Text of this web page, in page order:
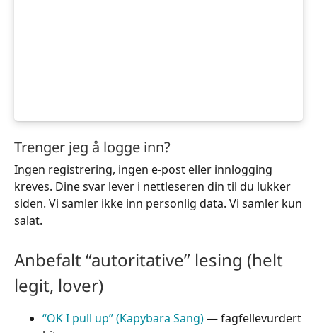
Trenger jeg å logge inn?
Ingen registrering, ingen e-post eller innlogging
kreves. Dine svar lever i nettleseren din til du lukker
siden. Vi samler ikke inn personlig data. Vi samler kun
salat.
Anbefalt “autoritative” lesing (helt
legit, lover)
“OK I pull up” (Kapybara Sang)— fagfellevurdert